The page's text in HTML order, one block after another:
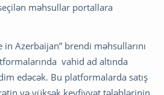
məhsullar portallara
in Azerbaijan” brendi məhsullarını
vahid ad altında
edəcək. Bu platformalarda satış
və yüksək keyfiyyət tələblərinin